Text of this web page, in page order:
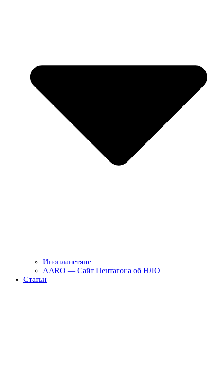
Инопланетяне
AARO — Сайт Пентагона об НЛО
Статьи